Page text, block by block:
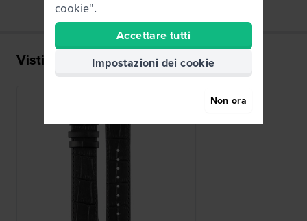
Visti di recente
cookie".
Accettare tutti
Impostazioni dei cookie
Non ora